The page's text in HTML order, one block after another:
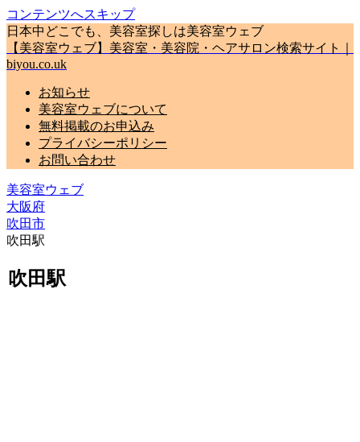
コンテンツへスキップ
日本中どこでも、美容室探しは美容室ウェブ
【美容室ウェブ】美容室・美容院・ヘアサロン検索サイト｜
biyou.co.uk
お知らせ
美容室ウェブについて
無料掲載のお申込み
プライバシーポリシー
お問い合わせ
美容室ウェブ
大阪府
吹田市
吹田駅
吹田駅